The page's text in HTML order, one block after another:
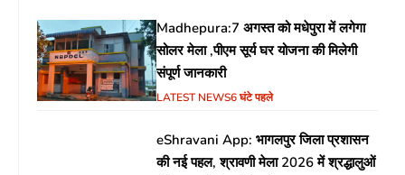
Madhepura:7 अगस्त को मधेपुरा में लगेगा
सोलर मेला ,पीएम सूर्य घर योजना की मिलेगी
संपूर्ण जानकारी
LATEST NEWS6 घंटे पहले
eShravani App: भागलपुर जिला प्रशासन
की नई पहल, श्रावणी मेला 2026 में श्रद्धालुओं